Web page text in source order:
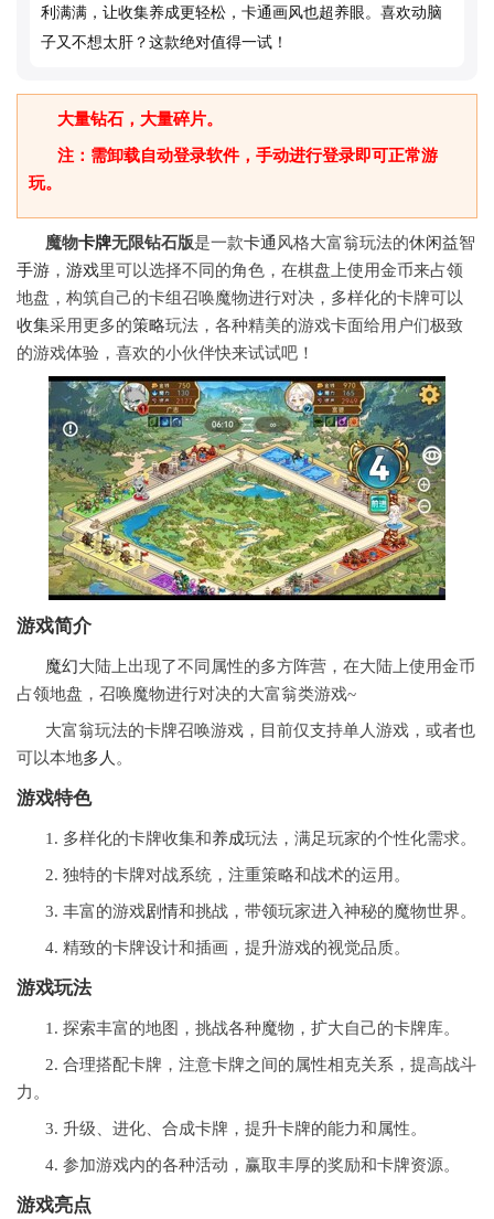
利满满，让收集养成更轻松，卡通画风也超养眼。喜欢动脑
子又不想太肝？这款绝对值得一试！
大量钻石，大量碎片。
注：需卸载自动登录软件，手动进行登录即可正常游
玩。
魔物卡牌无限钻石版是一款卡通 风格大富翁玩法的休闲益智
手游 ， 游戏里可以选择不同的角色，在棋盘上使用金币来占领
地盘，构筑自己的卡组召唤魔物进行对决，多样化的卡牌可以
收集采用更多的策略玩法，各种精美的游戏卡面给用户们极致
的游戏体验，喜欢的小伙伴快来试试吧！
游戏简介
魔幻大陆上出现了不同属性的多方阵营，在大陆上使用金币
占领地盘，召唤魔物进行对决的大富翁类游戏~
大富翁玩法的卡牌召唤游戏，目前仅支持单人游戏，或者也
可以本地多人 。
游戏特色
1. 多样化的卡牌收集和养成玩法，满足玩家的个性化需求。
2. 独特的卡牌对战系统，注重策略和战术的运用。
3. 丰富的游戏剧情和挑战，带领玩家进入神秘的魔物世界。
4. 精致的卡牌设计和插画，提升游戏的视觉品质。
游戏玩法
1. 探索丰富的地图，挑战各种魔物，扩大自己的卡牌库。
2. 合理搭配卡牌，注意卡牌之间的属性相克关系，提高战斗
力。
3. 升级、进化、合成卡牌，提升卡牌的能力和属性。
4. 参加游戏内的各种活动，赢取丰厚的奖励和卡牌资源。
游戏亮点